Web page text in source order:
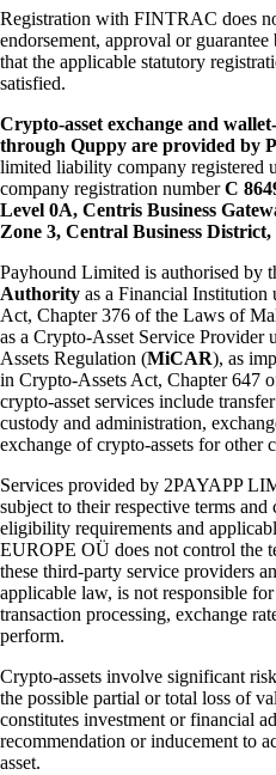
Registration with FINTRAC does
endorsement, approval or
that the applicable statutory
satisfied.
Crypto-asset exchange and
through Quppy are provided by
limited liability company registered
company registration numberC
Level 0A, Centris Business
Zone 3, Central Business
Payhound Limited is authorised by
Authority as a Financial Institution
Act, Chapter 376 of the Laws of
as a Crypto-Asset Service
Assets Regulation (MiCAR), as
in Crypto-Assets Act, Chapter 647
crypto-asset services include
custody and administration,
exchange of crypto-assets for other
Services provided by 2PAYAPP
subject to their respective terms
eligibility requirements and
EUROPE OÜ does not control the
these third-party service providers
applicable law, is not responsible
transaction processing, exchange
perform.
Crypto-assets involve significant
the possible partial or total loss of
constitutes investment or financial
recommendation or inducement to
asset.